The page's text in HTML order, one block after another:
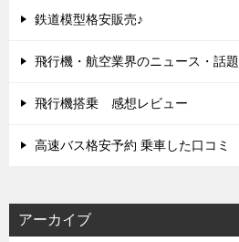
鉄道模型格安販売♪
飛行機・航空業界のニュース・話題
飛行機搭乗 感想レビュー
高速バス格安予約 乗車した口コミ
アーカイブ